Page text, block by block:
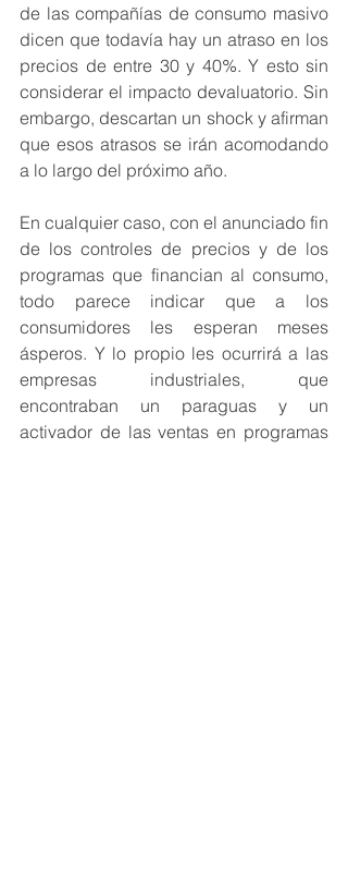
de las compañías de consumo masivo
dicen que todavía hay un atraso en los
precios de entre 30 y 40%. Y esto sin
considerar el impacto devaluatorio. Sin
embargo, descartan un shock y afirman
que esos atrasos se irán acomodando
a lo largo del próximo año.
En cualquier caso, con el anunciado fin
de los controles de precios y de los
programas que financian al consumo,
todo parece indicar que a los
consumidores les esperan meses
ásperos. Y lo propio les ocurrirá a las
empresas industriales, que
encontraban un paraguas y un
activador de las ventas en programas